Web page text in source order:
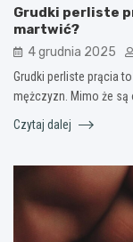
Grudki perliste
martwić?
4 grudnia 2025
Grudki perliste prącia
mężczyzn. Mimo że są
Czytaj dalej